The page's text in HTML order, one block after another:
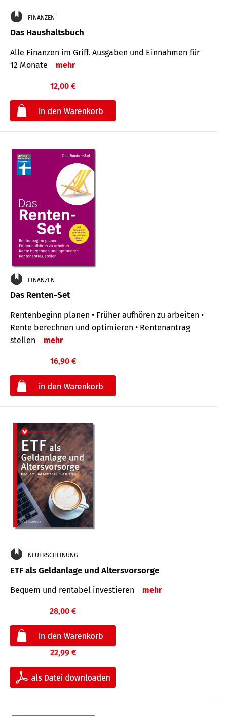
FINANZEN
Das Haushaltsbuch
Alle Finanzen im Griff. Aus­gaben und Ein­nahmen für
12 Monate
mehr
12,00 €
FINANZEN
Das Renten-Set
Rentenbeginn planen • Früher aufhören zu arbeiten •
Rente berechnen und optimieren • Rentenantrag
stellen
mehr
16,90 €
NEUERSCHEINUNG
ETF als Geldanlage und Altersvorsorge
Bequem und rentabel investieren mehr
28,00 €
22,99 €